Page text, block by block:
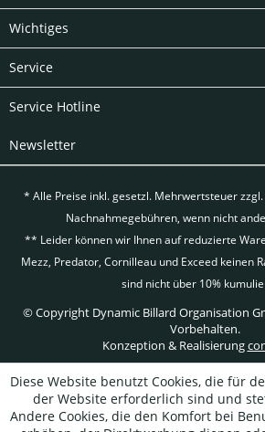
Wichtiges
Service
Service Hotline
Newsletter
* Alle Preise inkl. gesetzl. Mehrwertsteuer zzgl.
Nachnahmegebühren, wenn nicht
** Leider können wir Ihnen auf reduzierte
Mezz, Predator, Cornilleau und Exceed keinen
sind nicht über 10%
© Copyright Dynamic Billard Organisation
Vorbehalten.
Konzeption & Realisierung
Diese Website benutzt Cookies, die für
der Website erforderlich sind und
Andere Cookies, die den Komfort bei